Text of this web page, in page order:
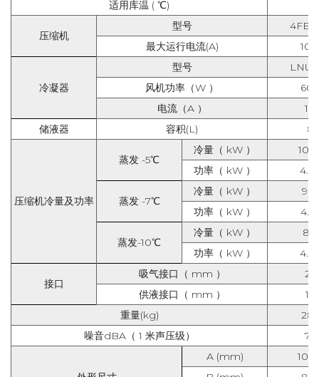
适用库温 ( ℃)
压缩机
型号
最大运行电流(A)
冷凝器
型号
风机功率（W ）
电流（A ）
1.2
储液器
容积(L) 8
压缩机冷量及功率
蒸发 -5℃
冷量（ kW ）
功率（ kW ）
蒸发 -7℃
冷量（ kW ）
9.51
功率（ kW ）
蒸发-10℃
冷量（ kW ）
8.3
功率（ kW ）
接口
吸气接口（ mm ）
22
供液接口（ mm ）
12
重量(kg)
282
噪音dBA（ 1 米声压级）
75
A (mm)